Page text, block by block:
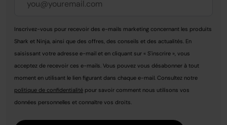
Inscrivez-vous pour recevoir des e-mails marketing concernant les produits
Shark et Ninja, ainsi que des offres, des conseils et des actualités. En
saisissant votre adresse e-mail et en cliquant sur « S'inscrire », vous
acceptez de recevoir ces e-mails. Vous pouvez vous désabonner à tout
moment en utilisant le lien figurant dans chaque e-mail. Consultez notre
politique de confidentialité pour savoir comment nous utilisons vos
données personnelles et connaître vos droits.